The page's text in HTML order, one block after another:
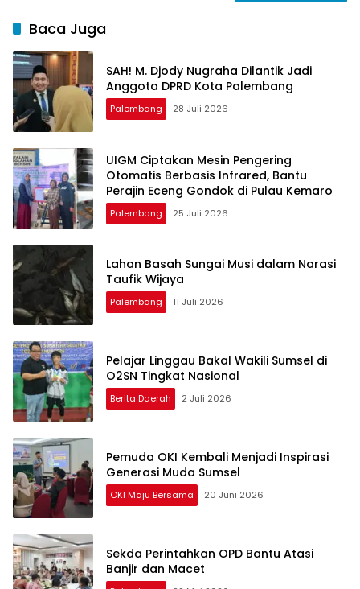
Baca Juga
SAH! M. Djody Nugraha Dilantik Jadi
Anggota DPRD Kota Palembang
Palembang 28 Juli 2026
UIGM Ciptakan Mesin Pengering
Otomatis Berbasis Infrared, Bantu
Perajin Eceng Gondok di Pulau Kemaro
Palembang 25 Juli 2026
Lahan Basah Sungai Musi dalam Narasi
Taufik Wijaya
Palembang 11 Juli 2026
Pelajar Linggau Bakal Wakili Sumsel di
O2SN Tingkat Nasional
Berita Daerah 2 Juli 2026
Pemuda OKI Kembali Menjadi Inspirasi
Generasi Muda Sumsel
OKI Maju Bersama 20 Juni 2026
Sekda Perintahkan OPD Bantu Atasi
Banjir dan Macet